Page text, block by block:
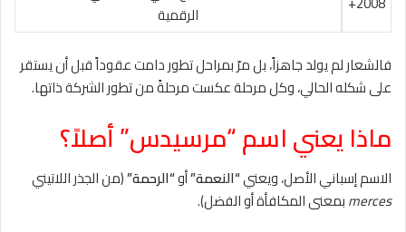
الرقمية
فالشعار لم يولد جاهزاً، بل مرّ بمراحل تطور دامت عقوداً قبل أن يستقر
على شكله الحالي، وكل مرحلة عكست مرحلةً من تطور الشركة ذاتها.
ماذا يعني اسم “مرسيدس” أصلاً؟
الاسم إسباني الأصل، ويعني“النعمة”أو“الرحمة”(من الجذر اللاتيني
mercesبمعنى المكافأة أو الفضل).